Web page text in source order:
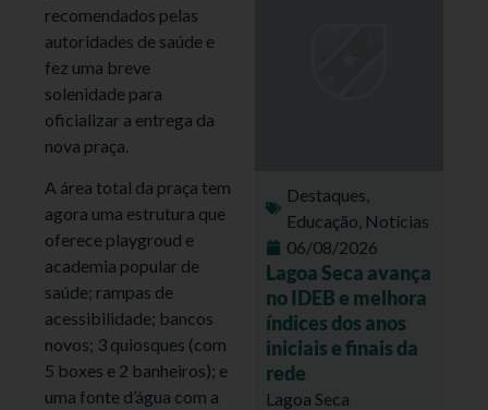
recomendados pelas
autoridades de saúde e
fez uma breve
solenidade para
oficializar a entrega da
nova praça.
A área total da praça tem
agora uma estrutura que
oferece playgroud e
academia popular de
saúde; rampas de
acessibilidade; bancos
novos; 3 quiosques (com
5 boxes e 2 banheiros); e
uma fonte d’água com a
Destaques,
Educação, Notícias
06/08/2026
Lagoa Seca avança
no IDEB e melhora
índices dos anos
iniciais e finais da
rede
Lagoa Seca